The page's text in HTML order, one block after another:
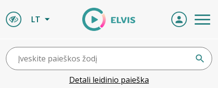
LT
Detali leidinio paieška